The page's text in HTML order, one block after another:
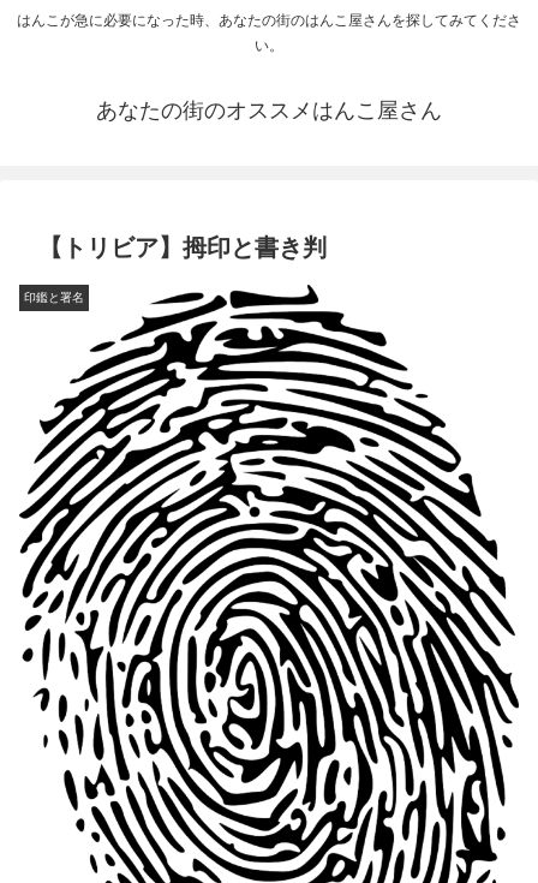
はんこが急に必要になった時、あなたの街のはんこ屋さんを探してみてくださ
い。
あなたの街のオススメはんこ屋さん
【トリビア】拇印と書き判
印鑑と署名